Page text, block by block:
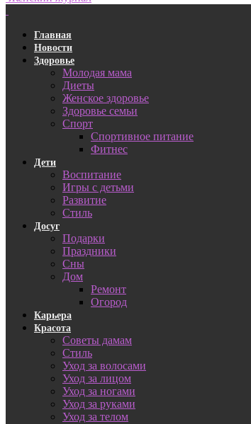
Главная
Новости
Здоровье
Молодая мама
Диеты
Женское здоровье
Здоровье семьи
Спорт
Спортивное питание
Фитнес
Дети
Воспитание
Игры с детьми
Развитие
Стиль
Досуг
Подарки
Праздники
Сны
Дом
Ремонт
Огород
Карьера
Красота
Советы дамам
Стиль
Уход за волосами
Уход за лицом
Уход за ногами
Уход за руками
Уход за телом